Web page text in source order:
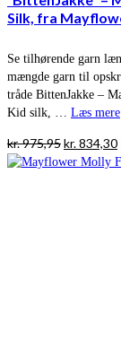
Silk, fra
Se tilhørende garn
mængde garn til
tråde BittenJakke –
Kid silk, … Læs mere
kr.975,95Den
kr.834,30